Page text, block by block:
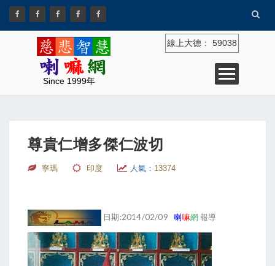
Since 1999年
線上大德： 59038
尊貴仁增多傑仁波切
寧瑪 印度 人氣： 13374
日期:2014/02/09喇嘛網報導